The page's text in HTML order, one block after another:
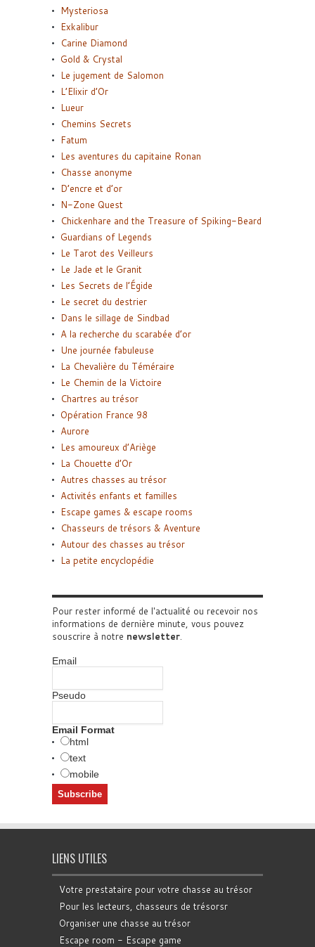
Mysteriosa
Exkalibur
Carine Diamond
Gold & Crystal
Le jugement de Salomon
L’Elixir d’Or
Lueur
Chemins Secrets
Fatum
Les aventures du capitaine Ronan
Chasse anonyme
D’encre et d’or
N-Zone Quest
Chickenhare and the Treasure of Spiking-Beard
Guardians of Legends
Le Tarot des Veilleurs
Le Jade et le Granit
Les Secrets de l’Égide
Le secret du destrier
Dans le sillage de Sindbad
A la recherche du scarabée d’or
Une journée fabuleuse
La Chevalière du Téméraire
Le Chemin de la Victoire
Chartres au trésor
Opération France 98
Aurore
Les amoureux d’Ariège
La Chouette d’Or
Autres chasses au trésor
Activités enfants et familles
Escape games & escape rooms
Chasseurs de trésors & Aventure
Autour des chasses au trésor
La petite encyclopédie
Pour rester informé de l'actualité ou recevoir nos
informations de dernière minute, vous pouvez
souscrire à notre newsletter.
Email
Pseudo
Email Format
html
text
mobile
LIENS UTILES
Votre prestataire pour votre chasse au trésor
Pour les lecteurs, chasseurs de trésorsr
Organiser une chasse au trésor
Escape room - Escape game